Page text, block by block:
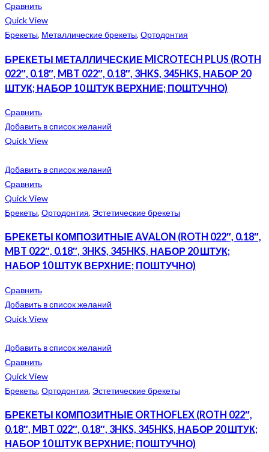
Сравнить
Quick View
Брекеты, Металлические брекеты, Ортодонтия
БРЕКЕТЫ МЕТАЛЛИЧЕСКИЕ MICROTECH PLUS (ROTH
022″, 0.18″, MBT 022″, 0.18″, 3HKS, 345HKS, НАБОР 20
ШТУК; НАБОР 10 ШТУК ВЕРХНИЕ; ПОШТУЧНО)
Сравнить
Добавить в список желаний
Quick View
Добавить в список желаний
Сравнить
Quick View
Брекеты, Ортодонтия, Эстетические брекеты
БРЕКЕТЫ КОМПОЗИТНЫЕ AVALON (ROTH 022″, 0.18″,
MBT 022″, 0.18″, 3HKS, 345HKS, НАБОР 20 ШТУК;
НАБОР 10 ШТУК ВЕРХНИЕ; ПОШТУЧНО)
Сравнить
Добавить в список желаний
Quick View
Добавить в список желаний
Сравнить
Quick View
Брекеты, Ортодонтия, Эстетические брекеты
БРЕКЕТЫ КОМПОЗИТНЫЕ ORTHOFLEX (ROTH 022″,
0.18″, MBT 022″, 0.18″, 3HKS, 345HKS, НАБОР 20 ШТУК;
НАБОР 10 ШТУК ВЕРХНИЕ; ПОШТУЧНО)